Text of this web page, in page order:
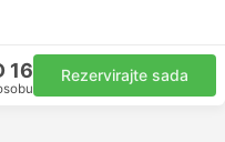
16 Rezervirajte sada